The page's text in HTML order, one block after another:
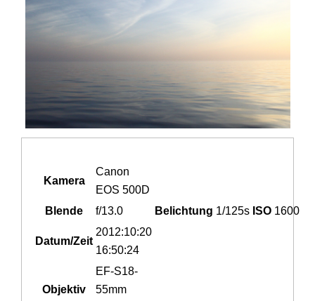
Kamera
Canon
EOS 500D
Blende
f/13.0 Belichtung 1/125s ISO 1600
Datum/Zeit
2012:10:20
16:50:24
Objektiv
EF-S18-
55mm